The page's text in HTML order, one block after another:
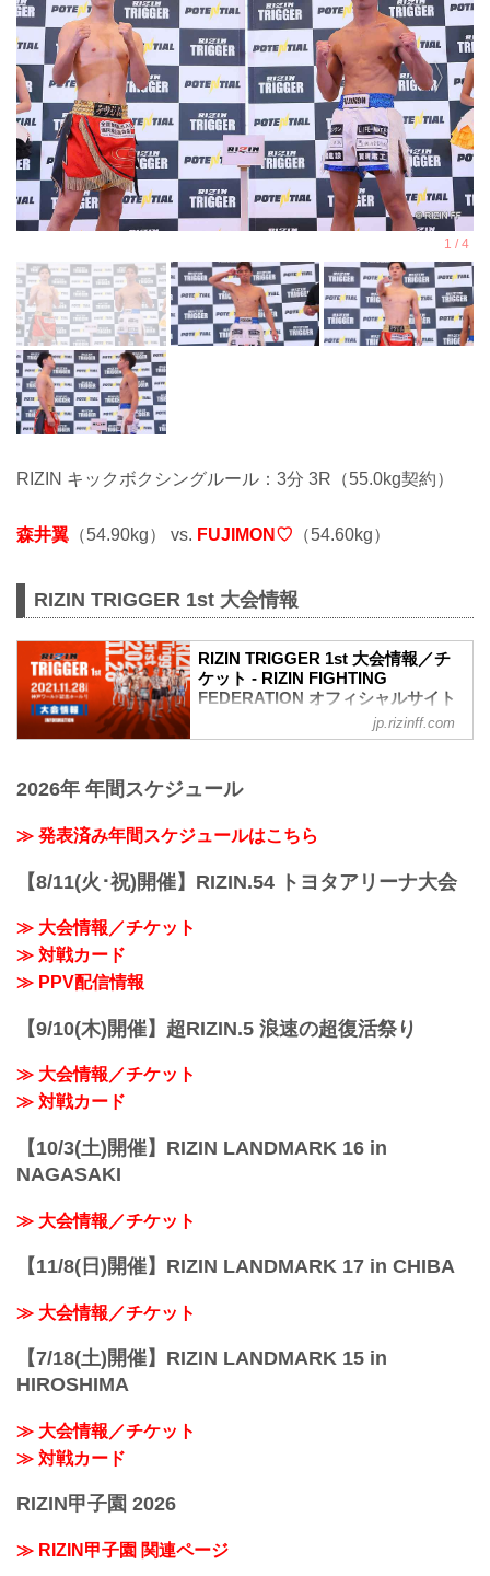
RIZIN キックボクシングルール：3分 3R（55.0kg契約）
森井翼 （54.90kg） vs. FUJIMON♡ （54.60kg）
RIZIN TRIGGER 1st 大会情報
RIZIN TRIGGER 1st 大会情報／チ
ケット - RIZIN FIGHTING
FEDERATION オフィシャルサイト
ここから何かが始まる、新しいスターが
「RIZIN TRIGGER」。
をテーマに、主要都市を中心に開催して
いる通常のナンバーシリーズやRIZIN
jp.rizinff.com
2026年 年間スケジュール
≫ 発表済み年間スケジュールはこちら
【8/11(火･祝)開催】RIZIN.54 トヨタアリーナ大会
≫ 大会情報／チケット
≫ 対戦カード
≫ PPV配信情報
【9/10(木)開催】超RIZIN.5 浪速の超復活祭り
≫ 大会情報／チケット
≫ 対戦カード
【10/3(土)開催】RIZIN LANDMARK 16 in
NAGASAKI
≫ 大会情報／チケット
【11/8(日)開催】RIZIN LANDMARK 17 in CHIBA
≫ 大会情報／チケット
【7/18(土)開催】RIZIN LANDMARK 15 in
HIROSHIMA
≫ 大会情報／チケット
≫ 対戦カード
RIZIN甲子園 2026
≫ RIZIN甲子園 関連ページ